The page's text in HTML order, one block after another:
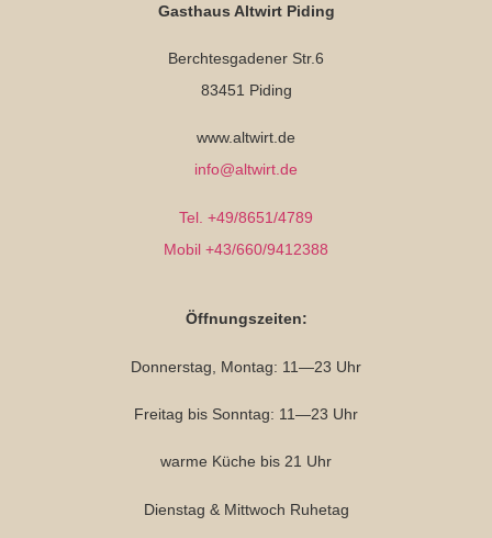
Gasthaus Altwirt Piding
Berchtesgadener Str.6
83451 Piding
www.altwirt.de
info@altwirt.de
Tel. +49/8651/4789
Mobil +43/660/9412388
Öffnungszeiten:
Donnerstag, Montag: 11—23 Uhr
Freitag bis Sonntag: 11—23 Uhr
warme Küche bis 21 Uhr
Dienstag & Mittwoch Ruhetag